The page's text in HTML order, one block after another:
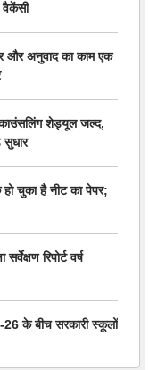
वैकेंसी
और अनुवाद का काम एक
शेड्यूल जल्द,
सुधार
चुका है नीट का पेपर;
रिपोर्ट वर्ष
के बीच सरकारी स्कूलों